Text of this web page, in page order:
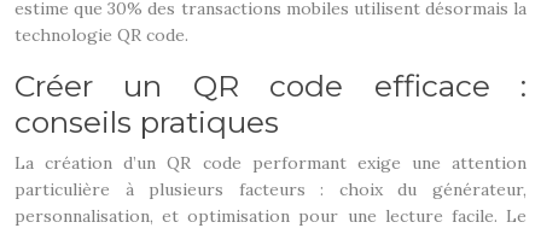
estime que 30% des transactions mobiles utilisent désormais la
technologie QR code.
Créer un QR code efficace :
conseils pratiques
La création d’un QR code performant exige une attention
particulière à plusieurs facteurs : choix du générateur,
personnalisation, et optimisation pour une lecture facile. Le